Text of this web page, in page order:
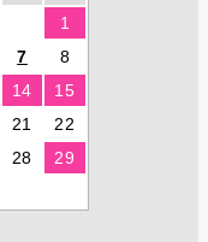
1
7
8
14
15
21
22
28
29